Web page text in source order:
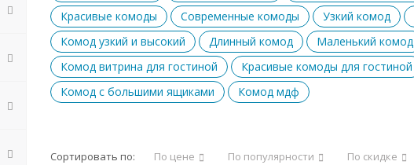
Красивые комоды
Современные комоды Узкий комод
Комод узкий и высокий
Длинный комод Маленький комод
Комод витрина для гостиной
Красивые комоды для гостиной
Комод с большими ящиками
Комод мдф
Сортировать по: По цене По популярности По скидке